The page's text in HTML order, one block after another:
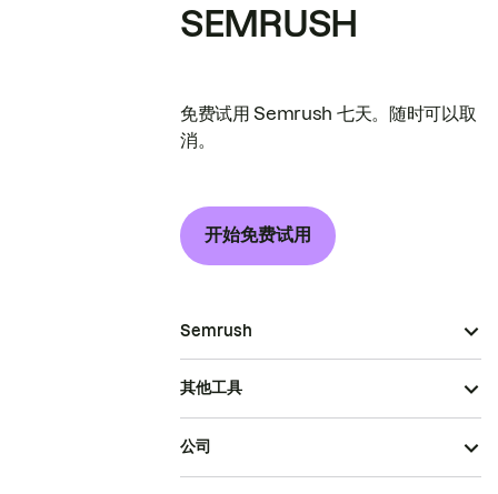
SEMRUSH
免费试用 Semrush 七天。随时可以取
消。
开始免费试用
Semrush
其他工具
公司